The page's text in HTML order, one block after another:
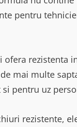
pentru
ofera rezistenta
mai multe
pentru uz
rezistente,